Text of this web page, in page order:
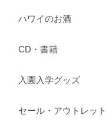
ハワイのお酒
CD・書籍
入園入学グッズ
セール・アウトレット